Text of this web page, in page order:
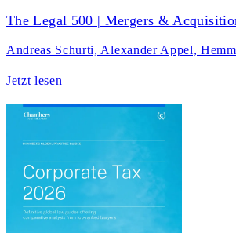
The Legal 500 | Mergers &
Andreas Schurti, Alexander Appel,
Jetzt lesen